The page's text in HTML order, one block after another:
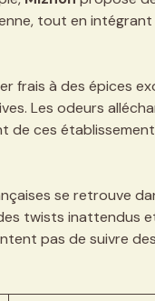
tout en intégrant
frais à des épices
Les odeurs
de ces
se retrouve
twists inattendus
pas de suivre